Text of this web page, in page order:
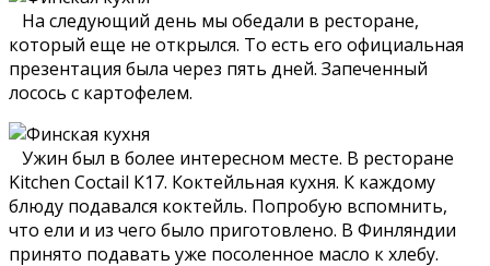
На следующий день мы обедали в ресторане,
который еще не открылся. То есть его официальная
презентация была через пять дней. Запеченный
лосось с картофелем.
Ужин был в более интересном месте. В ресторане
Kitchen Coctail К17. Коктейльная кухня. К каждому
блюду подавался коктейль. Попробую вспомнить,
что ели и из чего было приготовлено. В Финляндии
принято подавать уже посоленное масло к хлебу.